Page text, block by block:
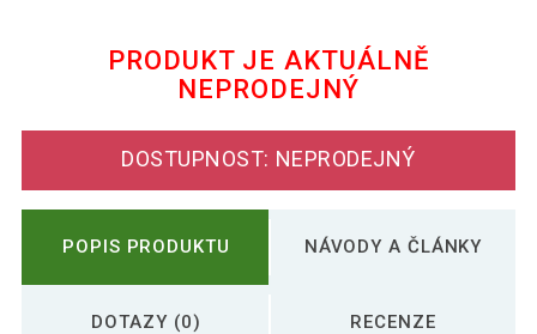
PRODUKT JE AKTUÁLNĚ
NEPRODEJNÝ
DOSTUPNOST: NEPRODEJNÝ
POPIS PRODUKTU NÁVODY A ČLÁNKY
DOTAZY (0) RECENZE